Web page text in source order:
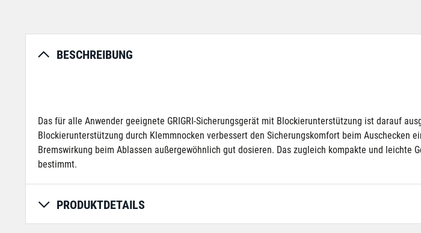
BESCHREIBUNG
Das für alle Anwender geeignete GRIGRI-Sicherungsgerät mit Blockierunterstützung ist darauf
Blockierunterstützung durch Klemmnocken verbessert den Sicherungskomfort beim
Bremswirkung beim Ablassen außergewöhnlich gut dosieren. Das zugleich kompakte und
bestimmt.
PRODUKTDETAILS